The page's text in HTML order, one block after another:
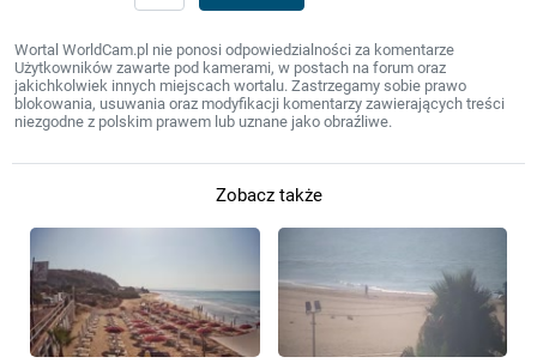
Wortal WorldCam.pl nie ponosi odpowiedzialności za komentarze
Użytkowników zawarte pod kamerami, w postach na forum oraz
jakichkolwiek innych miejscach wortalu. Zastrzegamy sobie prawo
blokowania, usuwania oraz modyfikacji komentarzy zawierających treści
niezgodne z polskim prawem lub uznane jako obraźliwe.
Zobacz także